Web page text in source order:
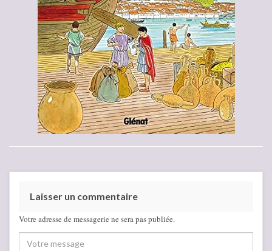
Laisser un commentaire
Votre adresse de messagerie ne sera pas publiée.